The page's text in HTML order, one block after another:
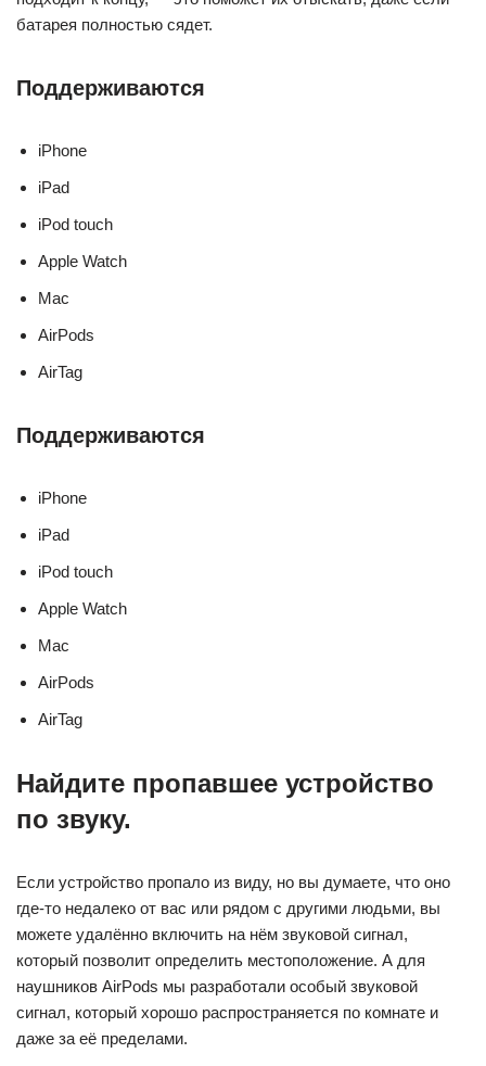
батарея полностью сядет.
Поддерживаются
iPhone
iPad
iPod touch
Apple Watch
Mac
AirPods
AirTag
Поддерживаются
iPhone
iPad
iPod touch
Apple Watch
Mac
AirPods
AirTag
Найдите пропавшее устройство
по звуку.
Если устройство пропало из виду, но вы думаете, что оно
где-то недалеко от вас или рядом с другими людьми, вы
можете удалённо включить на нём звуковой сигнал,
который позволит определить местоположение. А для
наушников AirPods мы разработали особый звуковой
сигнал, который хорошо распространяется по комнате и
даже за её пределами.